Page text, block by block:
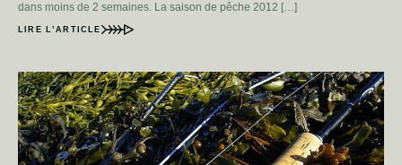
dans moins de 2 semaines. La saison de pêche 2012 […]
LIRE L’ARTICLE